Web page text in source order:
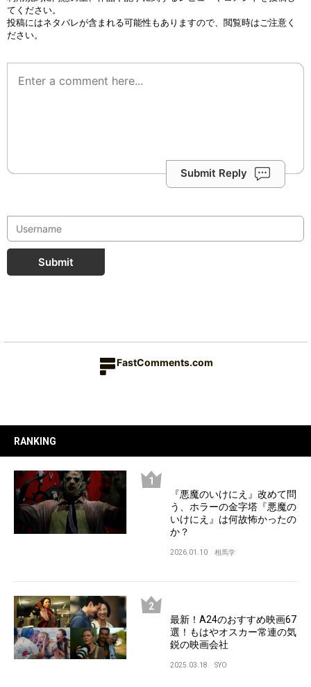
てください。
投稿にはネタバレが含まれる可能性もありますので、閲覧時はご注意く
ださい。
Submit Reply
Submit
FastComments.com
RANKING
『悪魔のいけにえ』改めて問
う、ホラーの金字塔『悪魔の
いけにえ』は何故怖かったの
か？
2026.01.10 相馬学
最新！A24のおすすめ映画67
選！もはやオスカー常連の気
鋭の映画会社
2025.03.18 SYO